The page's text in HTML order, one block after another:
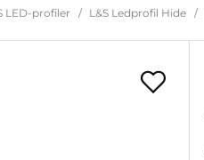
LED-profiler L&S Ledprofil Hide